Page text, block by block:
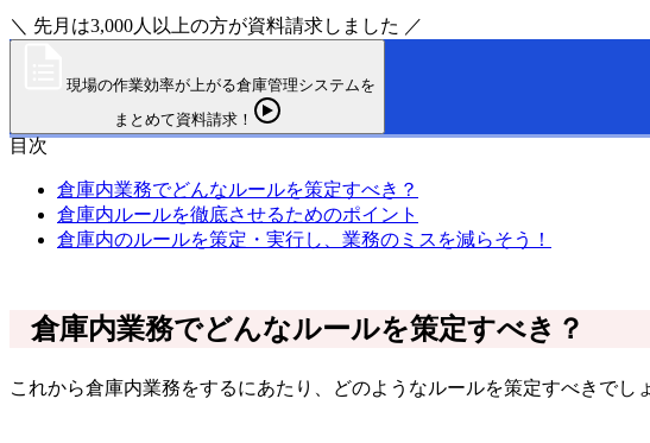
＼ 先月は3,000人以上の方が資料請求しました ／
現場の作業効率が上がる倉庫管理システムを
まとめて資料請求！
目次
倉庫内業務でどんなルールを策定すべき？
倉庫内ルールを徹底させるためのポイント
倉庫内のルールを策定・実行し、業務のミスを減らそう！
倉庫内業務でどんなルールを策定すべき？
これから倉庫内業務をするにあたり、どのようなルールを策定すべきでし